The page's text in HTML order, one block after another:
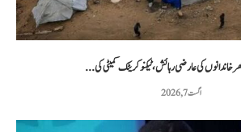
خاندانوں کی عارضی رہائش، ٹیکنو کریٹک کمیٹی کی...
اگست 7, 2026